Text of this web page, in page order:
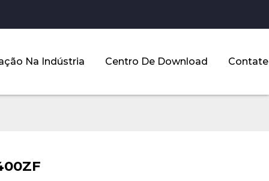
Na Indústria Centro De Download